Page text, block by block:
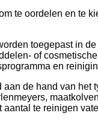
te oordelen en te
toegepast in
of
en
de hand van
aantal te reinigen